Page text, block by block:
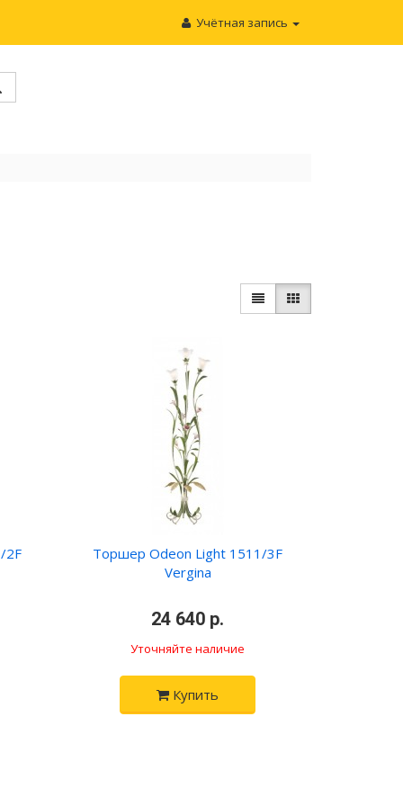
Учётная запись
2F
Торшер Odeon Light 1511/3F
Vergina
24 640 р.
Уточняйте наличие
Купить